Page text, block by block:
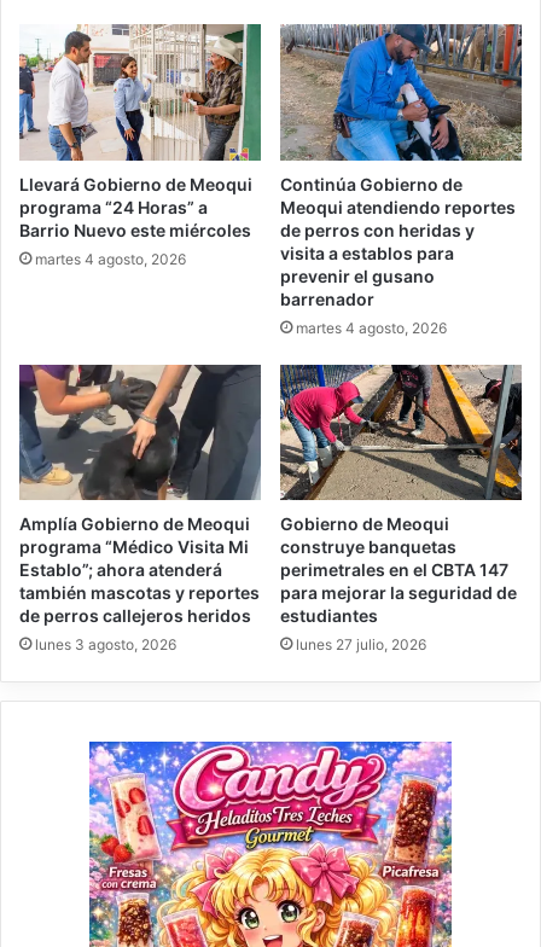
Llevará Gobierno de Meoqui
programa “24 Horas” a
Barrio Nuevo este miércoles
martes 4 agosto, 2026
Continúa Gobierno de
Meoqui atendiendo reportes
de perros con heridas y
visita a establos para
prevenir el gusano
barrenador
martes 4 agosto, 2026
Amplía Gobierno de Meoqui
programa “Médico Visita Mi
Establo”; ahora atenderá
también mascotas y reportes
de perros callejeros heridos
lunes 3 agosto, 2026
Gobierno de Meoqui
construye banquetas
perimetrales en el CBTA 147
para mejorar la seguridad de
estudiantes
lunes 27 julio, 2026